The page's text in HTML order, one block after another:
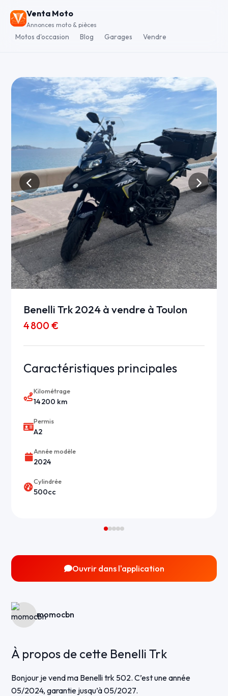
Venta Moto
Annonces moto & pièces
Motos d'occasion Blog Garages Vendre
Benelli Trk 2024 à vendre à Toulon
4 800 €
Caractéristiques principales
Kilométrage
14 200 km
Permis
A2
Année modèle
2024
Cylindrée
500cc
Ouvrir dans l'application
momocbn
À propos de cette Benelli Trk
Bonjour je vend ma Benelli trk 502. C’est une année
05/2024, garantie jusqu’à 05/2027.